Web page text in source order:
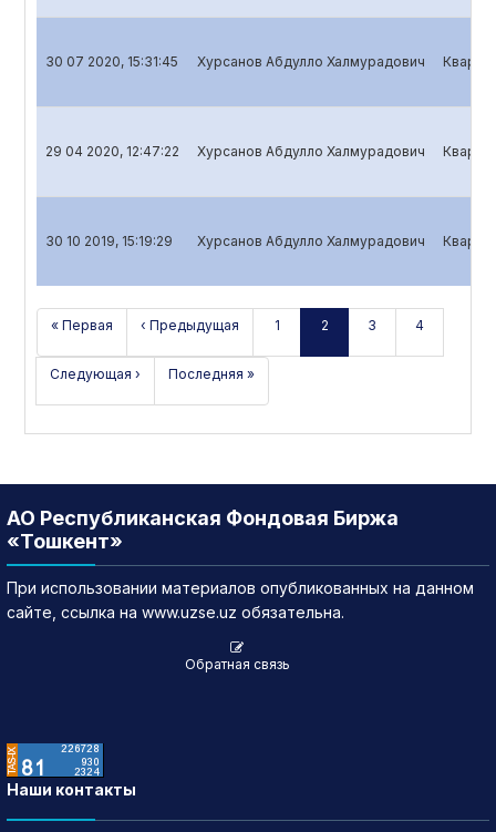
30 07 2020, 15:31:45 Хурсанов Абдулло Халмурадович
29 04 2020, 12:47:22 Хурсанов Абдулло Халмурадович
30 10 2019, 15:19:29 Хурсанов Абдулло Халмурадович
« Первая ‹ Предыдущая 1 2 3 4
Следующая › Последняя »
АО Республиканская Фондовая Биржа
«Тошкент»
При использовании материалов опубликованных на данном
сайте, ссылка на www.uzse.uz обязательна.
Обратная связь
Наши контакты